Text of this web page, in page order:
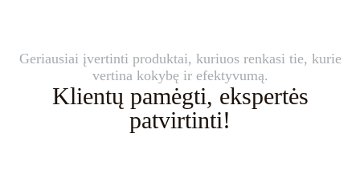
Geriausiai įvertinti produktai, kuriuos renkasi tie, kurie
vertina kokybę ir efektyvumą.
Klientų pamėgti, ekspertės
patvirtinti!